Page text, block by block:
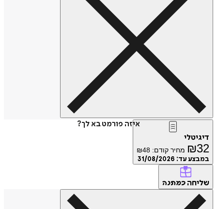
איזה פורמט בא לך?
דיגיטלי
₪32 מחיר קודם: ₪48
במבצע עד: 31/08/2026
שליחה כמתנה